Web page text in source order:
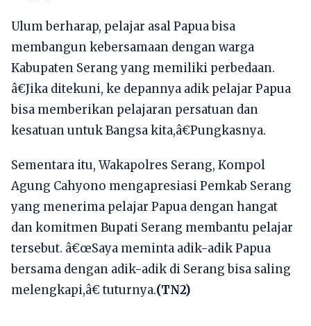
Ulum berharap, pelajar asal Papua bisa
membangun kebersamaan dengan warga
Kabupaten Serang yang memiliki perbedaan.
â€Jika ditekuni, ke depannya adik pelajar Papua
bisa memberikan pelajaran persatuan dan
kesatuan untuk Bangsa kita,â€Pungkasnya.
Sementara itu, Wakapolres Serang, Kompol
Agung Cahyono mengapresiasi Pemkab Serang
yang menerima pelajar Papua dengan hangat
dan komitmen Bupati Serang membantu pelajar
tersebut. â€œSaya meminta adik-adik Papua
bersama dengan adik-adik di Serang bisa saling
melengkapi,â€ tuturnya.(TN2)